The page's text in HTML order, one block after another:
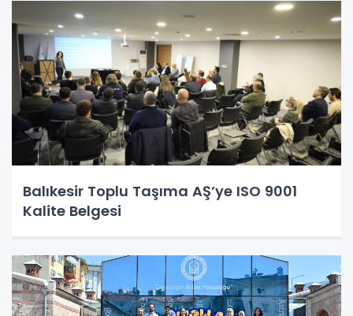
Balıkesir Toplu Taşıma AŞ’ye ISO 9001
Kalite Belgesi